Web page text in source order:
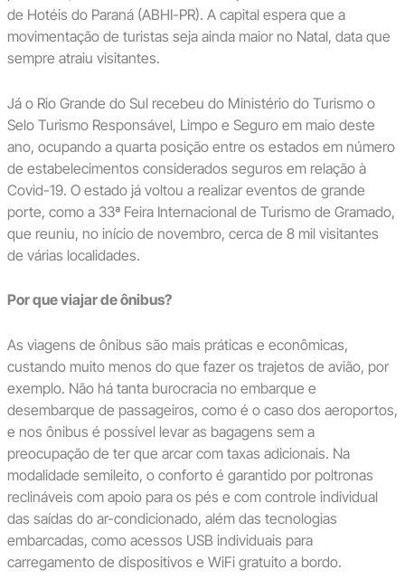
de Hotéis do Paraná (ABHI-PR). A capital espera que a
movimentação de turistas seja ainda maior no Natal, data que
sempre atraiu visitantes.
Já o Rio Grande do Sul recebeu do Ministério do Turismo o
Selo Turismo Responsável, Limpo e Seguro em maio deste
ano, ocupando a quarta posição entre os estados em número
de estabelecimentos considerados seguros em relação à
Covid-19. O estado já voltou a realizar eventos de grande
porte, como a 33ª Feira Internacional de Turismo de Gramado,
que reuniu, no início de novembro, cerca de 8 mil visitantes
de várias localidades.
Por que viajar de ônibus?
As viagens de ônibus são mais práticas e econômicas,
custando muito menos do que fazer os trajetos de avião, por
exemplo. Não há tanta burocracia no embarque e
desembarque de passageiros, como é o caso dos aeroportos,
e nos ônibus é possível levar as bagagens sem a
preocupação de ter que arcar com taxas adicionais. Na
modalidade semileito, o conforto é garantido por poltronas
reclináveis com apoio para os pés e com controle individual
das saídas do ar-condicionado, além das tecnologias
embarcadas, como acessos USB individuais para
carregamento de dispositivos e WiFi gratuito a bordo.